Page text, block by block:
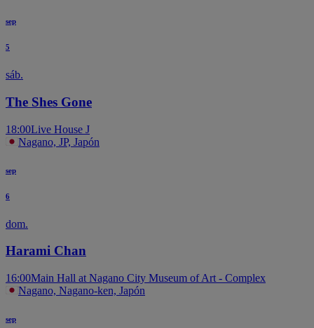
sep
5
sáb.
The Shes Gone
18:00Live House J
Nagano, JP, Japón
sep
6
dom.
Harami Chan
16:00Main Hall at Nagano City Museum of Art - Complex
Nagano, Nagano-ken, Japón
sep